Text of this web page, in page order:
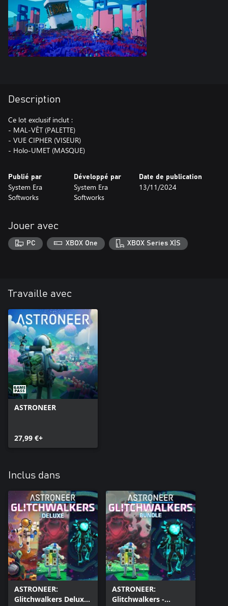
Description
Ce lot exclusif inclut :
- MAL-VÊT (PALETTE)
- VUE CIPHER (VISEUR)
- Holo-UMET (MASQUE)
Publié par
System Era
Softworks
Développé par
System Era
Softworks
Date de publication
13/11/2024
Jouer avec
PC XBOX One XBOX Series X|S
Travaille avec
ASTRONEER
27,99 €+
Inclus dans
ASTRONEER:
Glitchwalkers Deluxe
ASTRONEER:
Glitchwalkers -